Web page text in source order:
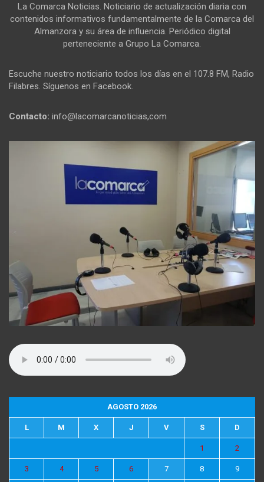
La Comarca Noticias. Noticiario de actualización diaria con
contenidos informativos fundamentalmente de la Comarca del
Almanzora y su área de influencia. Periódico digital
perteneciente a Grupo La Comarca.
Escuche nuestro noticiario todos los días en el 107.8 FM, Radio
Filabres. Síguenos en Facebook.
Contacto: info@lacomarcanoticias,com
AGOSTO 2026
L M X J V S D
1 2
3 4 5 6 7 8 9